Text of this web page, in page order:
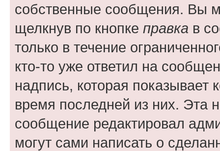
собственные сообщения. Вы
щелкнув по кнопке правка в
только в течение
кто-то уже ответил на
надпись, которая показывает
время последней из них. Эта
сообщение редактировал
могут сами написать о